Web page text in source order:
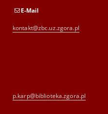
E-Mail
kontakt@zbc.uz.zgora.pl
p.karp@biblioteka.zgora.pl